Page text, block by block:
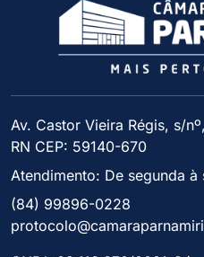
Av. Castor Vieira Régis, s/
RN CEP: 59140-670
Atendimento: De segunda
(84) 99896-0228